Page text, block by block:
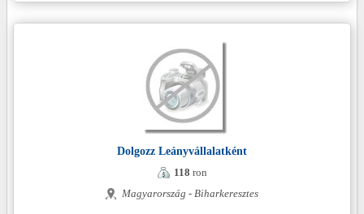
Dolgozz Leányvállalatként
118 ron
Magyarország - Biharkeresztes